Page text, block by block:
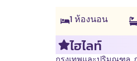
1 ห้องนอน
ไฮไลท์